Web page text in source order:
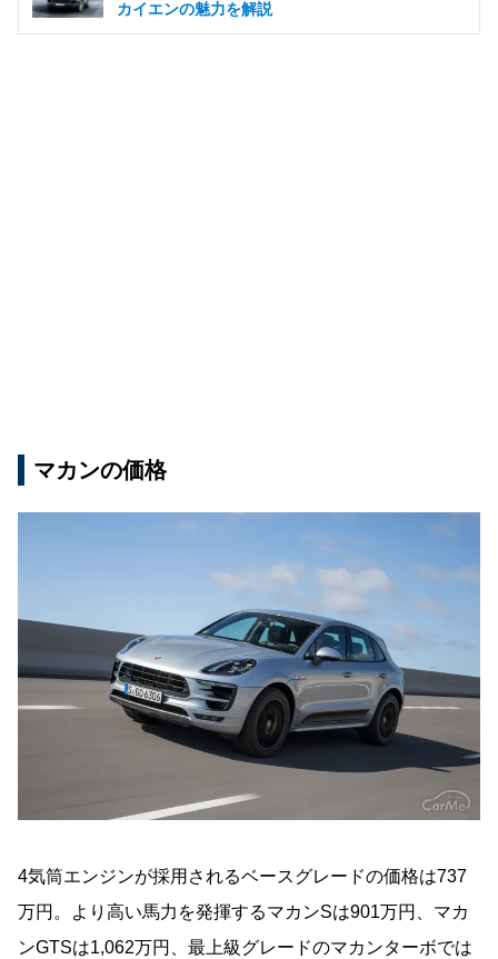
カイエンの魅力を解説
マカンの価格
4気筒エンジンが採用されるベースグレードの価格は737
万円。より高い馬力を発揮するマカンSは901万円、マカ
ンGTSは1,062万円、最上級グレードのマカンターボでは